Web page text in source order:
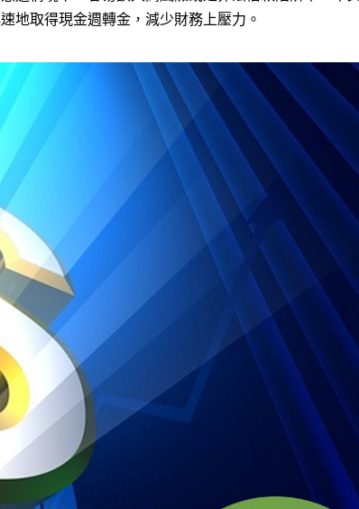
地取得現金週轉金，減少財務上壓力。